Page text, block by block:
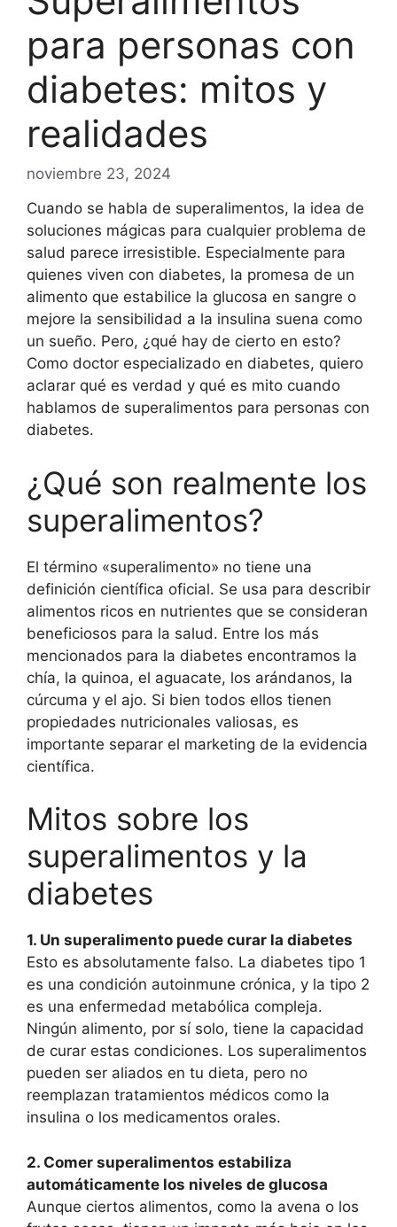
para personas con
diabetes: mitos y
realidades
noviembre 23, 2024
Cuando se habla de superalimentos, la idea de
soluciones mágicas para cualquier problema de
salud parece irresistible. Especialmente para
quienes viven con diabetes, la promesa de un
alimento que estabilice la glucosa en sangre o
mejore la sensibilidad a la insulina suena como
un sueño. Pero, ¿qué hay de cierto en esto?
Como doctor especializado en diabetes, quiero
aclarar qué es verdad y qué es mito cuando
hablamos de superalimentos para personas con
diabetes.
¿Qué son realmente los
superalimentos?
El término «superalimento» no tiene una
definición científica oficial. Se usa para describir
alimentos ricos en nutrientes que se consideran
beneficiosos para la salud. Entre los más
mencionados para la diabetes encontramos la
chía, la quinoa, el aguacate, los arándanos, la
cúrcuma y el ajo. Si bien todos ellos tienen
propiedades nutricionales valiosas, es
importante separar el marketing de la evidencia
científica.
Mitos sobre los
superalimentos y la
diabetes
1. Un superalimento puede curar la diabetes
Esto es absolutamente falso. La diabetes tipo 1
es una condición autoinmune crónica, y la tipo 2
es una enfermedad metabólica compleja.
Ningún alimento, por sí solo, tiene la capacidad
de curar estas condiciones. Los superalimentos
pueden ser aliados en tu dieta, pero no
reemplazan tratamientos médicos como la
insulina o los medicamentos orales.
2. Comer superalimentos estabiliza
automáticamente los niveles de glucosa
Aunque ciertos alimentos, como la avena o los